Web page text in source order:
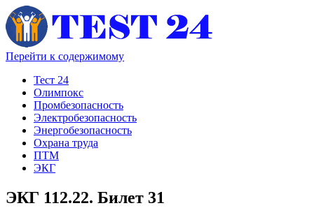
Перейти к содержимому
Тест 24
Олимпокс
Промбезопасность
Электробезопасность
Энергобезопасность
Охрана труда
ПТМ
ЭКГ
ЭКГ 112.22. Билет 31